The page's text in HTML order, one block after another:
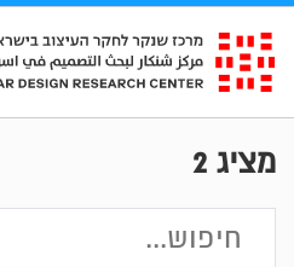
מציג 2